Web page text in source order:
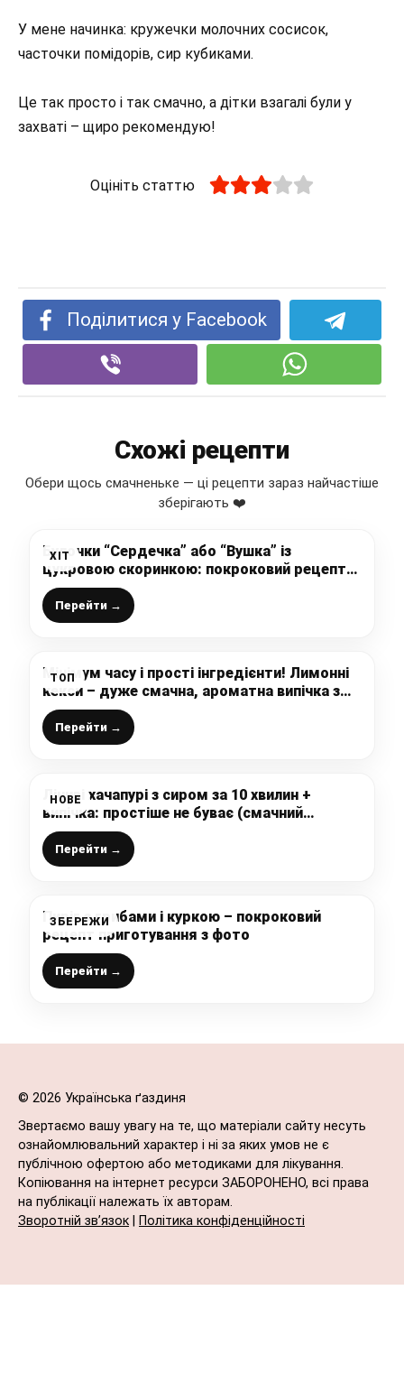
У мене начинка: кружечки молочних сосисок,
часточки помідорів, сир кубиками.
Це так просто і так смачно, а дітки взагалі були у
захваті – щиро рекомендую!
Оцініть статтю
Поділитися у Facebook
Схожі рецепти
Обери щось смачненьке — ці рецепти зараз найчастіше
зберігають ❤️
ХІТ
Булочки “Сердечка” або “Вушка” із
цукровою скоринкою: покроковий рецепт
приготування дуже смачної випічки, яка
нагадує дитинство
Перейти →
ТОП
Мінімум часу і прості інгредієнти! Лимонні
кекси – дуже смачна, ароматна випічка з
цитрусовою ноткою
Перейти →
НОВЕ
Ліниві хачапурі з сиром за 10 хвилин +
випічка: простіше не буває (смачний
сніданок чи перекус на сковороді)
Перейти →
ЗБЕРЕЖИ
Пиріг з грибами і куркою – покроковий
рецепт приготування з фото
Перейти →
© 2026 Українська ґаздиня
Звертаємо вашу увагу на те, що матеріали сайту несуть
ознайомлювальний характер і ні за яких умов не є
публічною офертою або методиками для лікування.
Копіювання на інтернет ресурси ЗАБОРОНЕНО, всі права
на публікації належать їх авторам.
Зворотній зв’язок
Політика конфіденційності